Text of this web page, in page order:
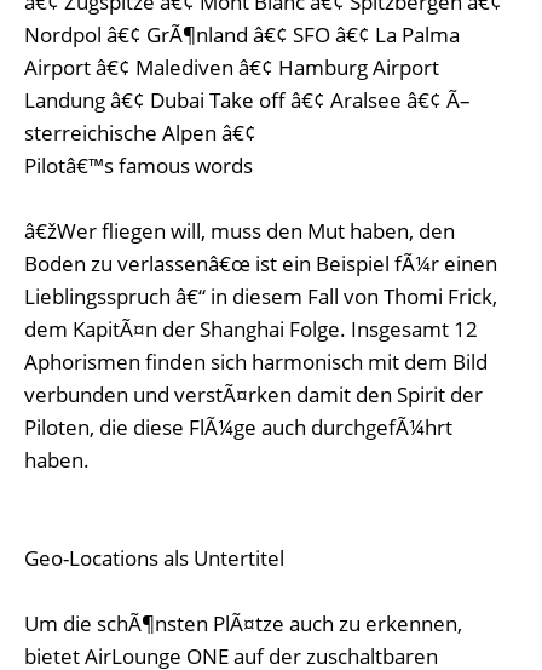
Nordpol â€¢ GrÃ¶nland â€¢ SFO â€¢ La Palma
Airport â€¢ Malediven â€¢ Hamburg Airport
Landung â€¢ Dubai Take off â€¢ Aralsee â€¢ Ã–
sterreichische Alpen â€¢
Pilotâ€™s famous words
â€žWer fliegen will, muss den Mut haben, den
Boden zu verlassenâ€œ ist ein Beispiel fÃ¼r einen
Lieblingsspruch â€“ in diesem Fall von Thomi Frick,
dem KapitÃ¤n der Shanghai Folge. Insgesamt 12
Aphorismen finden sich harmonisch mit dem Bild
verbunden und verstÃ¤rken damit den Spirit der
Piloten, die diese FlÃ¼ge auch durchgefÃ¼hrt
haben.
Geo-Locations als Untertitel
Um die schÃ¶nsten PlÃ¤tze auch zu erkennen,
bietet AirLounge ONE auf der zuschaltbaren